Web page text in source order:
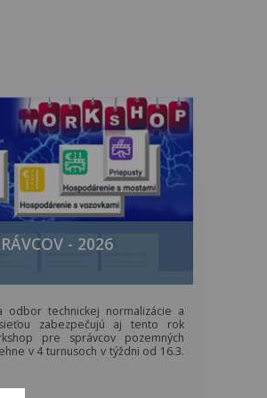
- 2026
odbor technickej normalizácie a
zabezpečujú aj tento rok
pre správcov pozemných
v 4 turnusoch v týždni od 16.3.